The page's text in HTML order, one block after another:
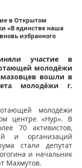
в Открытом
«В единстве наша
избранного
участие в
молодёжи
вошли в
молодёжи г.
молодёжи
центре «Нур». В
70 активистов,
и организаций
стали депутат
и начальник
Махмутов.